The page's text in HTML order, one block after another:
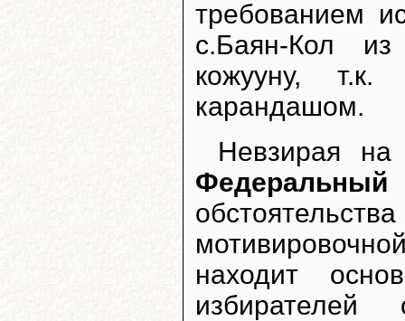
требованием
с.Баян-Кол
кожууну,
карандашом.
Невзирая на
находит